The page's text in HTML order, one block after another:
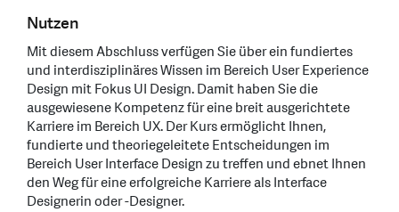
Nutzen
Mit diesem Abschluss verfügen Sie über ein fundiertes
und interdisziplinäres Wissen im Bereich User Experience
Design mit Fokus UI Design. Damit haben Sie die
ausgewiesene Kompetenz für eine breit ausgerichtete
Karriere im Bereich UX. Der Kurs ermöglicht Ihnen,
fundierte und theoriegeleitete Entscheidungen im
Bereich User Interface Design zu treffen und ebnet Ihnen
den Weg für eine erfolgreiche Karriere als Interface
Designerin oder -Designer.